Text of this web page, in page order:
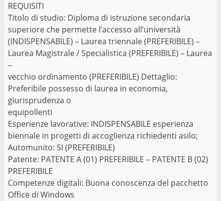
REQUISITI
Titolo di studio: Diploma di istruzione secondaria
superiore che permette l’accesso all’università
(INDISPENSABILE) – Laurea triennale (PREFERIBILE) –
Laurea Magistrale / Specialistica (PREFERIBILE) – Laurea
–
vecchio ordinamento (PREFERIBILE) Dettaglio:
Preferibile possesso di laurea in economia,
giurisprudenza o
equipollenti
Esperienze lavorative: INDISPENSABILE esperienza
biennale in progetti di accoglienza richiedenti asilo;
Automunito: SI (PREFERIBILE)
Patente: PATENTE A (01) PREFERIBILE – PATENTE B (02)
PREFERIBILE
Competenze digitali: Buona conoscenza del pacchetto
Office di Windows